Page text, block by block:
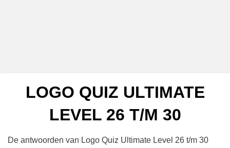
LOGO QUIZ ULTIMATE
LEVEL 26 T/M 30
De antwoorden van Logo Quiz Ultimate Level 26 t/m 30